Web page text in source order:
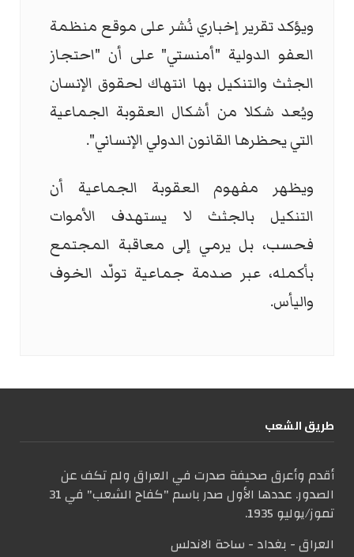
ويؤكد تقرير إخباري نُشر على موقع منظمة
العفو الدولية "أمنستي" على أن "احتجاز
الجثث والتنكيل بها انتهاك لحقوق الإنسان
ويُعد شكلا من أشكال العقوبة الجماعية
التي يحظرها القانون الدولي الإنساني".
ويظهر مفهوم العقوبة الجماعية أن
التنكيل بالجثث لا يستهدف الأموات
فحسب، بل يرمي إلى معاقبة المجتمع
بأكمله، عبر صدمة جماعية تولّد الخوف
واليأس.
طریق الشعب
أقدم وأعرق صحيفة صدرت في العراق ولم تكف عن
الصدور. عددها الأول صدر باسم "كفاح الشعب" في 31
تموز/يوليو 1935.
العراق - بغداد - ساحة الاندلس